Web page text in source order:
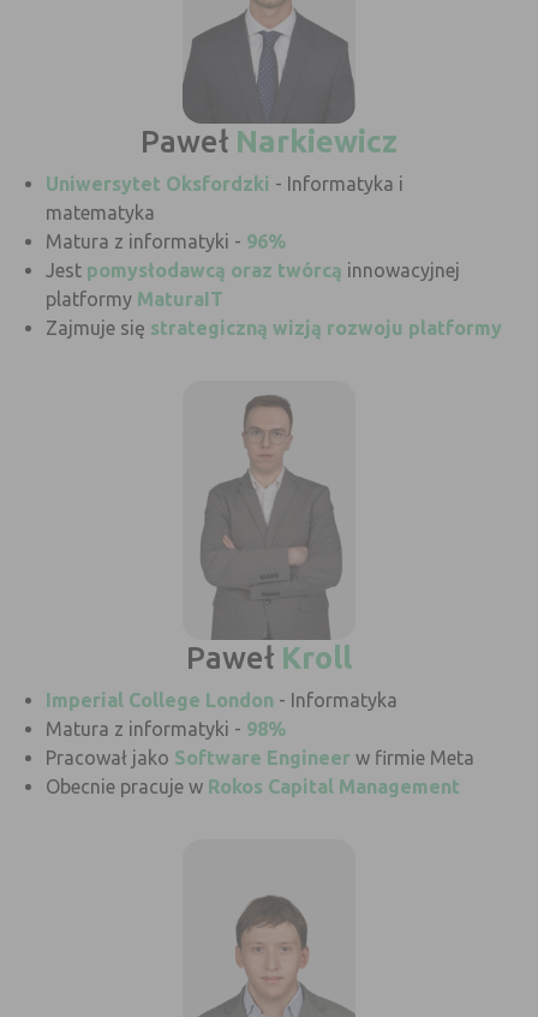
Paweł Narkiewicz
Uniwersytet Oksfordzki - Informatyka i
matematyka
Matura z informatyki - 96%
Jest pomysłodawcą oraz twórcą innowacyjnej
platformy MaturaIT
Zajmuje się strategiczną wizją rozwoju platformy
Paweł Kroll
Imperial College London - Informatyka
Matura z informatyki - 98%
Pracował jako Software Engineer w firmie Meta
Obecnie pracuje w Rokos Capital Management